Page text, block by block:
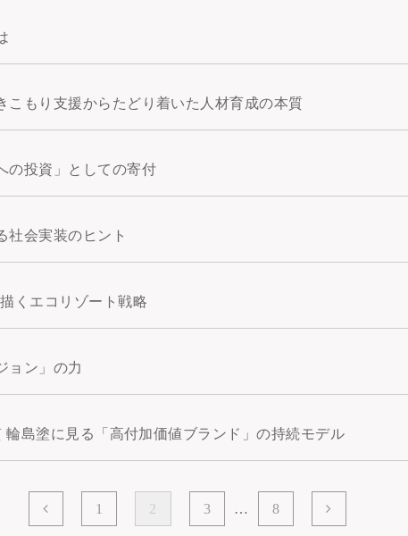
こもり支援からたどり着いた人材育成の本質
の投資」としての寄付
社会実装のヒント
くエコリゾート戦略
ョン」の力
輪島塗に見る「高付加価値ブランド」の持続モデル
1 2 3 … 8